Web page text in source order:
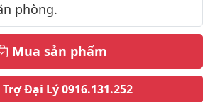
phòng.
Mua sản phẩm
Trợ Đại Lý0916.131.252